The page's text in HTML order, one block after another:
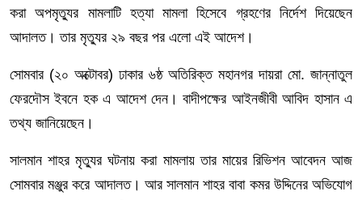
করা অপমৃত্যুর মামলাটি হত্যা মামলা হিসেবে গ্রহণের নির্দেশ দিয়েছেন
আদালত। তার মৃত্যুর ২৯ বছর পর এলো এই আদেশ।
সোমবার (২০ অক্টোবর) ঢাকার ৬ষ্ঠ অতিরিক্ত মহানগর দায়রা মো. জান্নাতুল
ফেরদৌস ইবনে হক এ আদেশ দেন। বাদীপক্ষের আইনজীবী আবিদ হাসান এ
তথ্য জানিয়েছেন।
সালমান শাহর মৃত্যুর ঘটনায় করা মামলায় তার মায়ের রিভিশন আবেদন আজ
সোমবার মঞ্জুর করে আদালত। আর সালমান শাহর বাবা কমর উদ্দিনের অভিযোগ